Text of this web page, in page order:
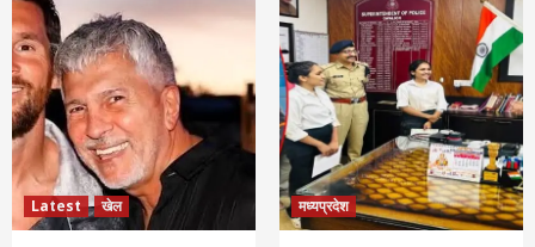
Latest खेल मध्यप्रदेश